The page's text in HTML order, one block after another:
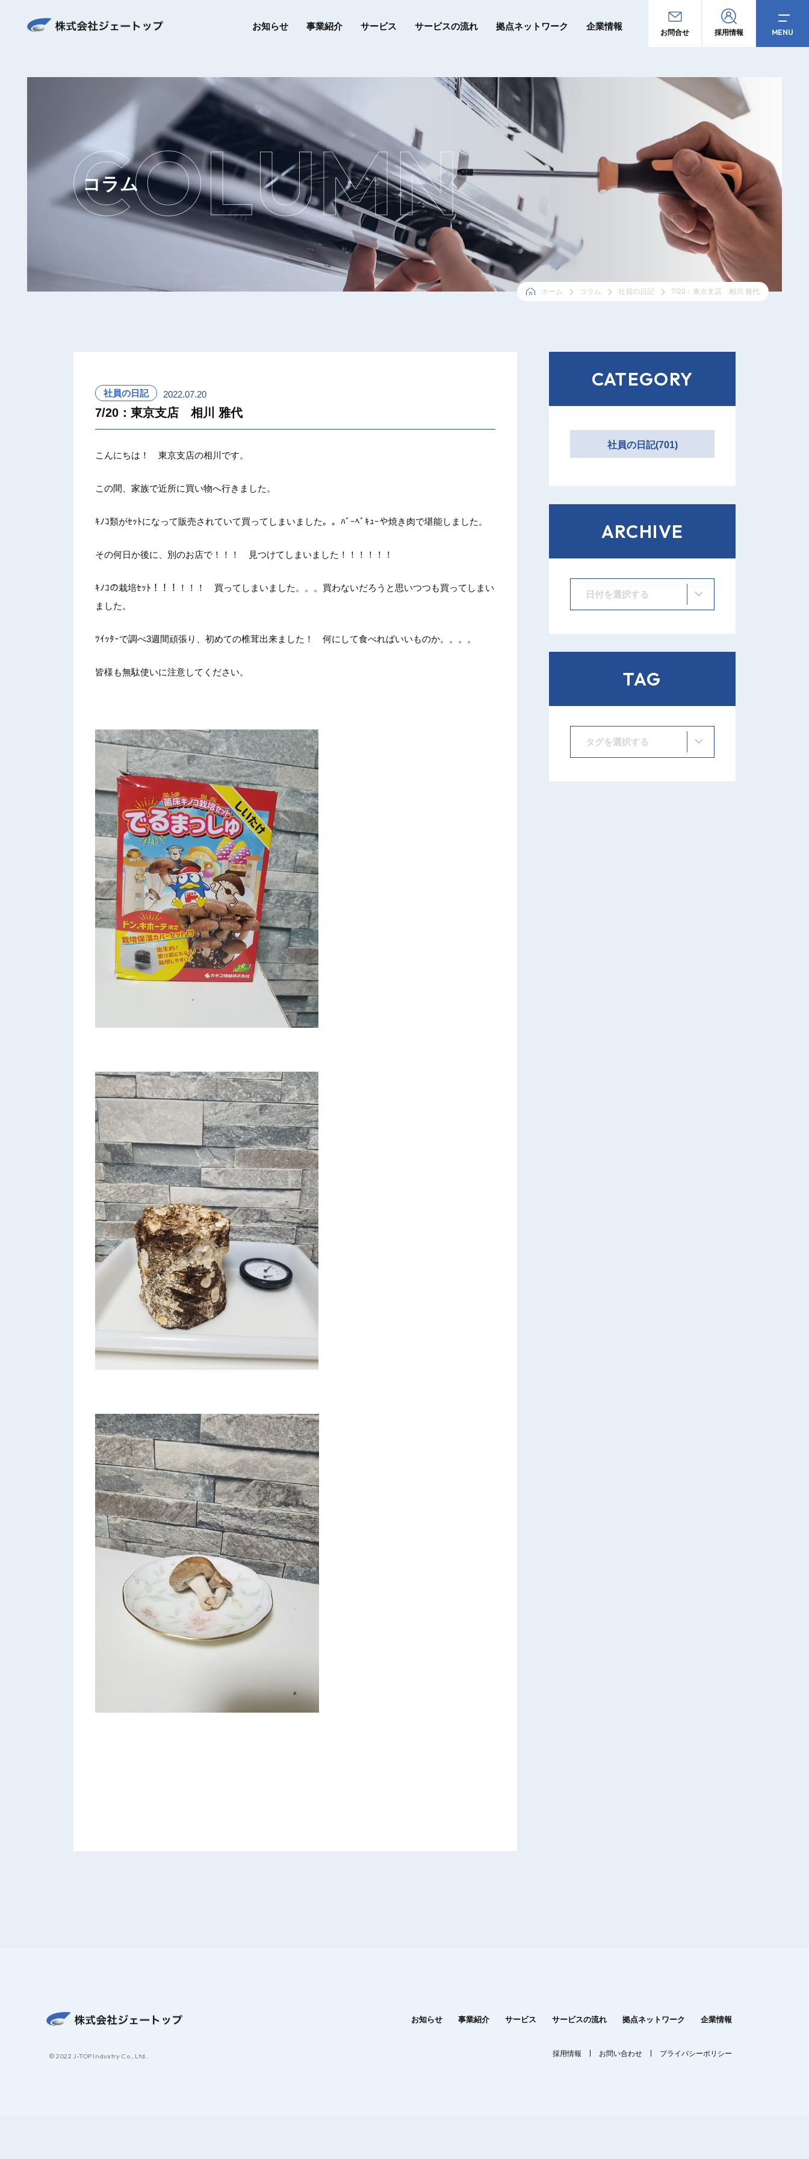
お知らせ 事業紹介 サービス サービスの流れ 拠点ネットワーク 企業情報
お問合せ 採用情報 MENU
コラム
ホーム コラム 社員の日記 7/20：東京支店 相川 雅代
社員の日記 2022.07.20
7/20：東京支店 相川 雅代
こんにちは！ 東京支店の相川です。
この間、 家族で近所に買い物へ行き ました。
ｷﾉｺ類がｾｯﾄになって販売されていて買ってしま いました。。ﾊﾞ ｰﾍﾞｷｭｰや焼き肉で堪能しました。
その何日か後に、 別のお店で！！！ 見つけてしまい ました！ ！！！！ ！
ｷﾉｺの栽培ｾｯ ﾄ！！！ ！！！ 買ってし まいました。。。 買わないだろうと 思いつつも買って しまい
ま した。
ﾂｲｯﾀｰで調べ3週間頑張り、初めての椎茸出来ま した！ 何にして食べればいいものか。。。 。
皆様も無駄使いに注意して ください。
CATEGORY
社員の日記(701)
ARCHIVE
日付を選択する
TAG
タグを選択する
お知らせ 事業紹介 サービス サービスの流れ 拠点ネットワーク 企業情報
採用情報 お問い合わせ プライバシーポリシー
© 2022 J-TOP Industry Co., Ltd..